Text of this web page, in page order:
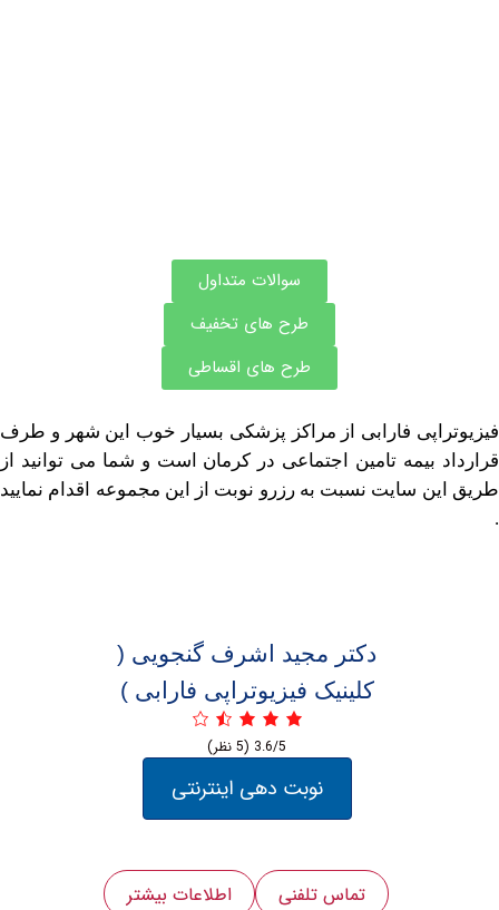
سوالات متداول
طرح های تخفیف
طرح های اقساطی
فارابی از مراکز پزشکی بسیار خوب این شهر و طرف
بیمه تامین اجتماعی در کرمان است و شما می توانید از
سایت نسبت به رزرو نوبت از این مجموعه اقدام نمایید
دکتر ‏مجید ‏اشرف ‏گنجویی (
کلینیک فیزیوتراپی فارابی )
نوبت دهی اینترنتی
تماس تلفنی اطلاعات بیشتر